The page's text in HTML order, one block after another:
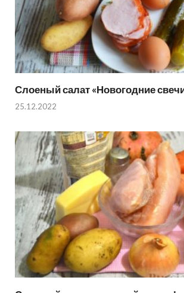
Слоеный салат «Новогодние
25.12.2022